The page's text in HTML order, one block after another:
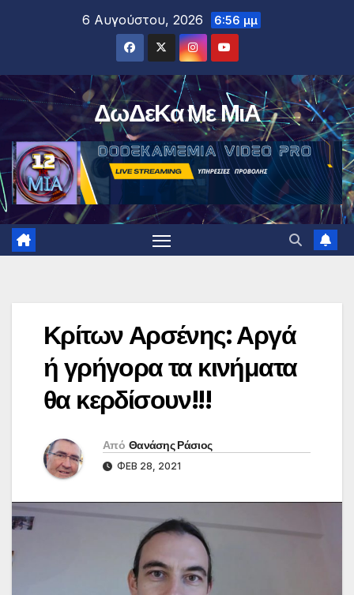
6 Αυγούστου, 2026 6:56 μμ
ΔωΔεΚα Με ΜιΑ
Κρίτων Αρσένης: Αργά
ή γρήγορα τα κινήματα
θα κερδίσουν!!!
Από Θανάσης Ράσιος
ΦΕΒ 28, 2021